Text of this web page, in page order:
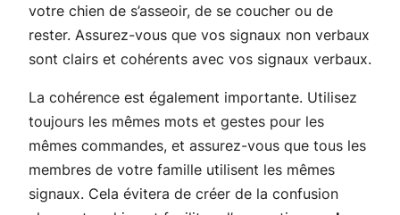
votre chien de s’asseoir, de se coucher ou de
rester. Assurez-vous que vos signaux non verbaux
sont clairs et cohérents avec vos signaux verbaux.
La cohérence est également importante. Utilisez
toujours les mêmes mots et gestes pour les
mêmes commandes, et assurez-vous que tous les
membres de votre famille utilisent les mêmes
signaux. Cela évitera de créer de la confusion